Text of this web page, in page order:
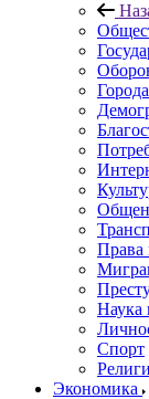
Права
Наука
Спорт
Экономика